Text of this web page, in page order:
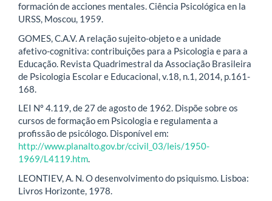
formación de acciones mentales. Ciência Psicológica en la
URSS, Moscou, 1959.
GOMES, C.A.V. A relação sujeito-objeto e a unidade
afetivo-cognitiva: contribuições para a Psicologia e para a
Educação. Revista Quadrimestral da Associação Brasileira
de Psicologia Escolar e Educacional, v.18, n.1, 2014, p.161-
168.
LEI Nº 4.119, de 27 de agosto de 1962. Dispõe sobre os
cursos de formação em Psicologia e regulamenta a
profissão de psicólogo. Disponível em:
http://www.planalto.gov.br/ccivil_03/leis/1950-
1969/L4119.htm.
LEONTIEV, A. N. O desenvolvimento do psiquismo. Lisboa:
Livros Horizonte, 1978.